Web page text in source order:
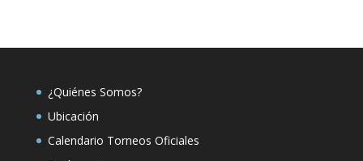
¿Quiénes Somos?
Ubicación
Calendario Torneos Oficiales